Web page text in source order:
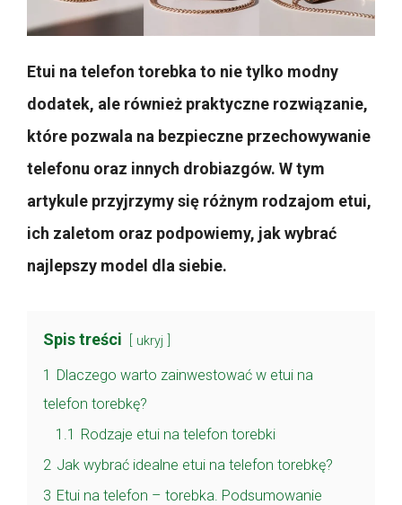
Etui na telefon torebka to nie tylko modny
dodatek, ale również praktyczne rozwiązanie,
które pozwala na bezpieczne przechowywanie
telefonu oraz innych drobiazgów. W tym
artykule przyjrzymy się różnym rodzajom etui,
ich zaletom oraz podpowiemy, jak wybrać
najlepszy model dla siebie.
Spis treści ukryj
1 Dlaczego warto zainwestować w etui na
telefon torebkę?
1.1 Rodzaje etui na telefon torebki
2 Jak wybrać idealne etui na telefon torebkę?
3 Etui na telefon – torebka. Podsumowanie